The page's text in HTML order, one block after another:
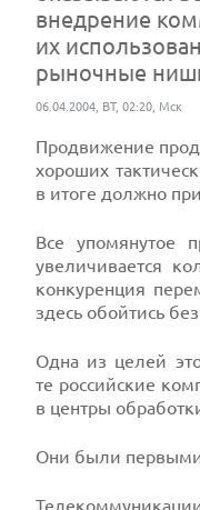
внедрение
их
рыночные
06.04.2004, ВТ, 02:20, Мск
Продвижение
хороших
в итоге должно
Все упомянутое
увеличивается
конкуренция
здесь обойтись
Одна из целей
те российские
в центры
Они были